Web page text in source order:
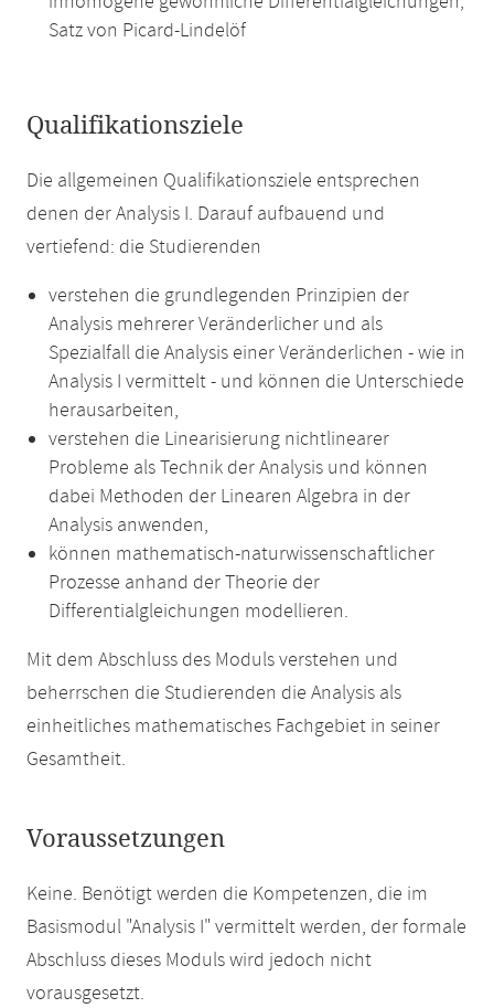
Satz von Picard-Lindelöf
Qualifikationsziele
Die allgemeinen Qualifikationsziele entsprechen
denen der Analysis I. Darauf aufbauend und
vertiefend: die Studierenden
verstehen die grundlegenden Prinzipien der
Analysis mehrerer Veränderlicher und als
Spezialfall die Analysis einer Veränderlichen - wie in
Analysis I vermittelt - und können die Unterschiede
herausarbeiten,
verstehen die Linearisierung nichtlinearer
Probleme als Technik der Analysis und können
dabei Methoden der Linearen Algebra in der
Analysis anwenden,
können mathematisch-naturwissenschaftlicher
Prozesse anhand der Theorie der
Differentialgleichungen modellieren.
Mit dem Abschluss des Moduls verstehen und
beherrschen die Studierenden die Analysis als
einheitliches mathematisches Fachgebiet in seiner
Gesamtheit.
Voraussetzungen
Keine. Benötigt werden die Kompetenzen, die im
Basismodul "Analysis I" vermittelt werden, der formale
Abschluss dieses Moduls wird jedoch nicht
vorausgesetzt.